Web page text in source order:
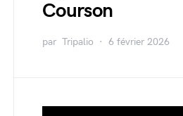
Courson
par Tripalio 6 février 2026